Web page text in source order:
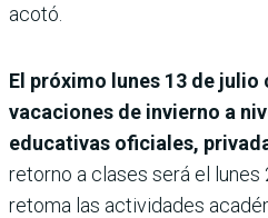
acotó.
El próximo lunes 13 de julio
vacaciones de invierno a
educativas oficiales,
retorno a clases será el lunes
retoma las actividades